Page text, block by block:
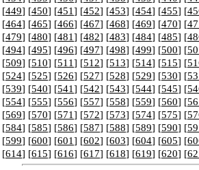
[449] [450] [451] [452] [453] [454] [455] [
[464] [465] [466] [467] [468] [469] [470] [
[479] [480] [481] [482] [483] [484] [485] [
[494] [495] [496] [497] [498] [499] [500] [
[509] [510] [511] [512] [513] [514] [515] [
[524] [525] [526] [527] [528] [529] [530] [
[539] [540] [541] [542] [543] [544] [545] [
[554] [555] [556] [557] [558] [559] [560] [
[569] [570] [571] [572] [573] [574] [575] [
[584] [585] [586] [587] [588] [589] [590] [
[599] [600] [601] [602] [603] [604] [605] [
[614] [615] [616] [617] [618] [619] [620] [